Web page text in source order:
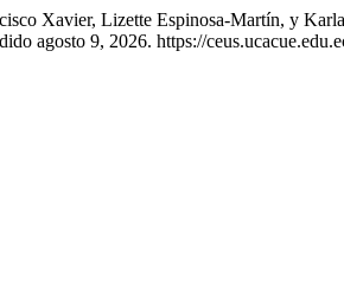
Xavier, Lizette Espinosa-Martín, y
agosto 9, 2026. https://